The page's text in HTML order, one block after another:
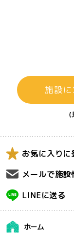
施設
(
お気に入りに
メールで施設
LINEに送る
ホーム